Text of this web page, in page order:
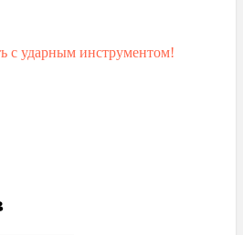
с ударным инструментом!